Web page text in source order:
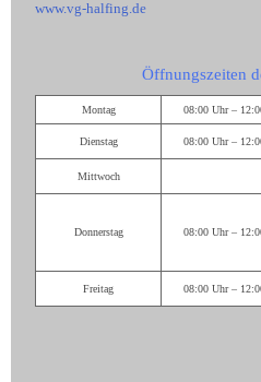
www.vg-halfing.de
Öffnungszeiten
Montag 08:00 Uhr –
Dienstag 08:00 Uhr –
Mittwoch
Donnerstag 08:00 Uhr –
Freitag 08:00 Uhr –